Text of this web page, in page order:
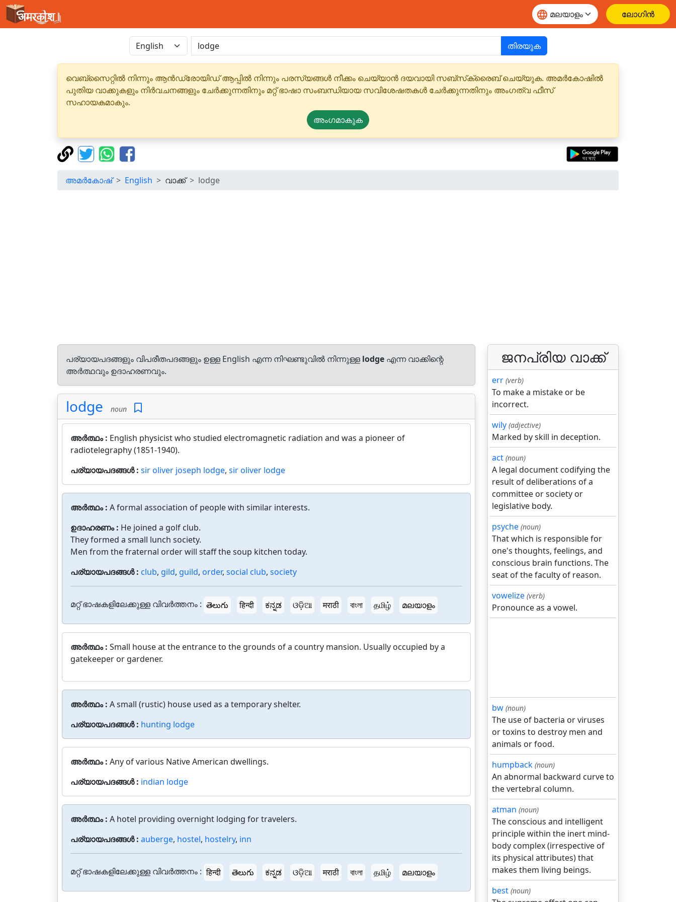
ലോഗിൻ
തിരയുക
വെബ്‌സൈറ്റിൽ നിന്നും ആൻഡ്രോയിഡ് ആപ്പിൽ നിന്നും പരസ്യങ്ങൾ നീക്കം ചെയ്യാൻ ദയവായി സബ്‌സ്‌ക്രൈബ് ചെയ്യുക. അമർകോഷിൽ
പുതിയ വാക്കുകളും നിർവചനങ്ങളും ചേർക്കുന്നതിനും മറ്റ് ഭാഷാ സംബന്ധിയായ സവിശേഷതകൾ ചേർക്കുന്നതിനും അംഗത്വ ഫീസ്
സഹായകമാകും.
അംഗമാകുക
അമർകോഷ് English വാക്ക് lodge
പര്യായപദങ്ങളും വിപരീതപദങ്ങളും ഉള്ള English എന്ന നിഘണ്ടുവിൽ നിന്നുള്ള lodge എന്ന വാക്കിന്റെ
അർത്ഥവും ഉദാഹരണവും.
lodge noun
അർത്ഥം : English physicist who studied electromagnetic radiation and was a pioneer of
radiotelegraphy (1851-1940).
പര്യായപദങ്ങൾ : sir oliver joseph lodge, sir oliver lodge
അർത്ഥം : A formal association of people with similar interests.
ഉദാഹരണം : He joined a golf club.
They formed a small lunch society.
Men from the fraternal order will staff the soup kitchen today.
പര്യായപദങ്ങൾ : club, gild, guild, order, social club, society
മറ്റ് ഭാഷകളിലേക്കുള്ള വിവർത്തനം : తెలుగు हिन्दी ಕನ್ನಡ ଓଡ଼ିଆ मराठी বাংলা தமிழ் മലയാളം
അർത്ഥം : Small house at the entrance to the grounds of a country mansion. Usually occupied by a
gatekeeper or gardener.
അർത്ഥം : A small (rustic) house used as a temporary shelter.
പര്യായപദങ്ങൾ : hunting lodge
അർത്ഥം : Any of various Native American dwellings.
പര്യായപദങ്ങൾ : indian lodge
അർത്ഥം : A hotel providing overnight lodging for travelers.
പര്യായപദങ്ങൾ : auberge, hostel, hostelry, inn
മറ്റ് ഭാഷകളിലേക്കുള്ള വിവർത്തനം : हिन्दी తెలుగు ಕನ್ನಡ ଓଡ଼ିଆ मराठी বাংলা தமிழ் മലയാളം
ജനപ്രിയ വാക്ക്
err (verb)
To make a mistake or be
incorrect.
wily (adjective)
Marked by skill in deception.
act (noun)
A legal document codifying the
result of deliberations of a
committee or society or
legislative body.
psyche (noun)
That which is responsible for
one's thoughts, feelings, and
conscious brain functions. The
seat of the faculty of reason.
vowelize (verb)
Pronounce as a vowel.
bw (noun)
The use of bacteria or viruses
or toxins to destroy men and
animals or food.
humpback (noun)
An abnormal backward curve to
the vertebral column.
atman (noun)
The conscious and intelligent
principle within the inert mind-
body complex (irrespective of
its physical attributes) that
makes them living beings.
best (noun)